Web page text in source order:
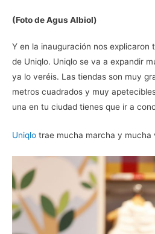
(Foto de Agus Albiol)
Y en la inauguración nos
de Uniqlo. Uniqlo se va a expandir
ya lo veréis. Las tiendas son muy
metros cuadrados y muy
una en tu ciudad tienes que ir a
Uniqlo trae mucha marcha y